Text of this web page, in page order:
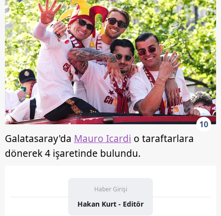
10
Galatasaray'da Mauro Icardi o taraftarlara
dönerek 4 işaretinde bulundu.
Haber Girişi
Hakan Kurt - Editör